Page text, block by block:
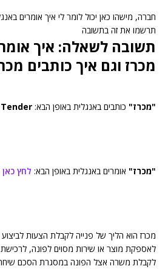
חברה, מישהו כאן יכול לומר לי איך אומרים
תרשמו את זה בתשובה
תשובה לשאלה: איך
מכרז וגם איך כותבים
"מכרז" כותבים באנגלית באופן הבא: Tender
"מכרז" אומרים באנגלית באופן הבא: לחץ
מכרז הוא הליך של פנייה לקבלת הצעות לביצוע
לאספקת מוצר או שירות מסוים לפונה,
לקבלת משרה אצל הפונה במסגרת הסכם